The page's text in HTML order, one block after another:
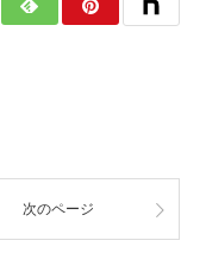
次のページ